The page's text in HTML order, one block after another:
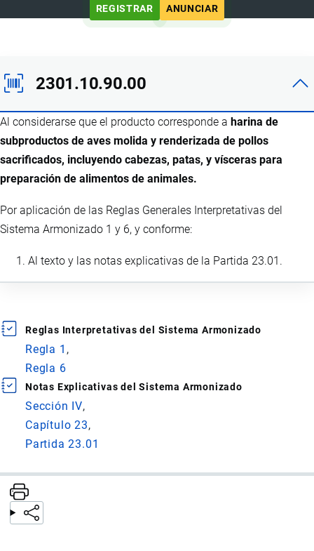
REGISTRAR
ANUNCIAR
2301.10.90.00
Al considerarse que el producto corresponde a harina de
subproductos de aves molida y renderizada de pollos
sacrificados, incluyendo cabezas, patas, y vísceras para
preparación de alimentos de animales.
Por aplicación de las Reglas Generales Interpretativas del
Sistema Armonizado 1 y 6, y conforme:
Al texto y las notas explicativas de la Partida 23.01.
Reglas Interpretativas del Sistema Armonizado
Regla 1
Regla 6
Notas Explicativas del Sistema Armonizado
Sección IV
Capítulo 23
Partida 23.01